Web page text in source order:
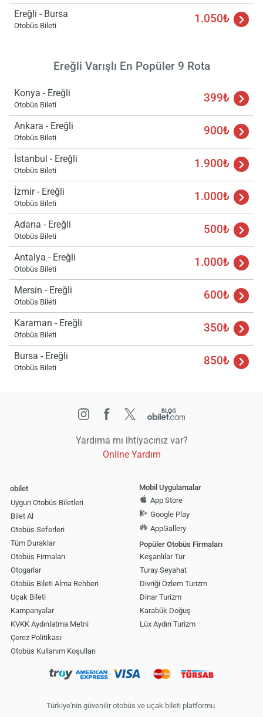
Ereğli - Bursa
Otobüs Bileti 1.050₺
Ereğli Varışlı En Popüler 9 Rota
Konya - Ereğli
Otobüs Bileti 399₺
Ankara - Ereğli
Otobüs Bileti 900₺
İstanbul - Ereğli
Otobüs Bileti 1.900₺
İzmir - Ereğli
Otobüs Bileti 1.000₺
Adana - Ereğli
Otobüs Bileti 500₺
Antalya - Ereğli
Otobüs Bileti 1.000₺
Mersin - Ereğli
Otobüs Bileti 600₺
Karaman - Ereğli
Otobüs Bileti 350₺
Bursa - Ereğli
Otobüs Bileti 850₺
Yardıma mı ihtiyacınız var?
Online Yardım
obilet
Uygun Otobüs Biletleri
Bilet Al
Otobüs Seferleri
Tüm Duraklar
Otobüs Firmaları
Otogarlar
Otobüs Bileti Alma Rehberi
Uçak Bileti
Kampanyalar
KVKK Aydınlatma Metni
Çerez Politikası
Otobüs Kullanım Koşulları
Mobil Uygulamalar
App Store
Google Play
AppGallery
Popüler Otobüs Firmaları
Keşanlılar Tur
Turay Seyahat
Divriği Özlem Turizm
Dinar Turizm
Karabük Doğuş
Lüx Aydın Turizm
Türkiye'nin güvenilir otobüs ve uçak bileti platformu.